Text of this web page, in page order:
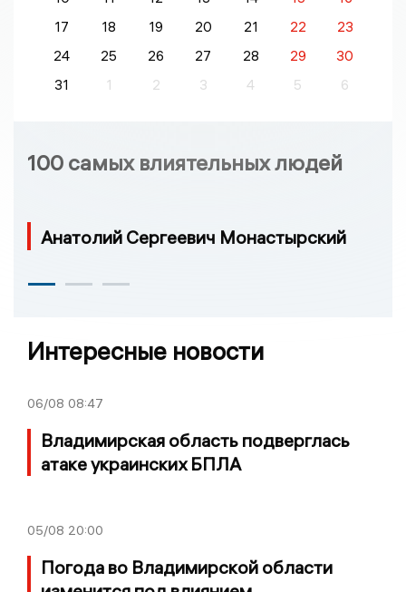
17
18 19 20 21 22
23
24
25 26 27 28 29
30
31
1 2 3 4 5 6
100 самых влиятельных людей
Анатолий Сергеевич Монастырский
Интересные новости
06/08 08:47
Владимирская область подверглась
атаке украинских БПЛА
05/08 20:00
Погода во Владимирской области